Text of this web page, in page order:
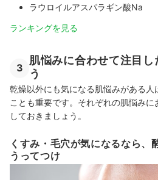
ラウロイルアスパラギン酸Na
ランキングを見る
3
肌悩みに合わせて注目し
う
乾燥以外にも気になる肌悩みがある
ことも重要です。それぞれの肌悩み
しておきましょう。
くすみ・毛穴が気になるなら、
うってつけ